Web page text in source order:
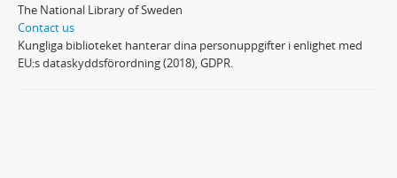
The National Library of Sweden
Contact us
Kungliga biblioteket hanterar dina personuppgifter i enlighet med
EU:s dataskyddsförordning (2018), GDPR.